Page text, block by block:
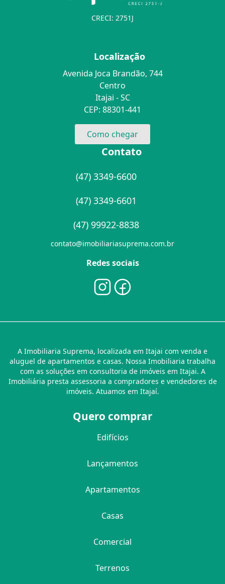
CRECI: 2751J
Localização
Avenida Joca Brandão, 744
Centro
Itajai - SC
CEP: 88301-441
Como chegar
Contato
(47) 3349-6600
(47) 3349-6601
(47) 99922-8838
contato@imobiliariasuprema.com.br
Redes sociais
A Imobiliaria Suprema, localizada em Itajai com venda e
aluguel de apartamentos e casas. Nossa Imobiliaria trabalha
com as soluções em consultoria de imóveis em Itajai. A
Imobiliária presta assessoria a compradores e vendedores de
imóveis. Atuamos em Itajaí.
Quero comprar
Edifícios
Lançamentos
Apartamentos
Casas
Comercial
Terrenos